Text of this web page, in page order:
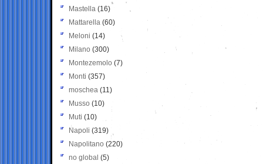
Mastella (16)
Mattarella (60)
Meloni (14)
Milano (300)
Montezemolo (7)
Monti (357)
moschea (11)
Musso (10)
Muti (10)
Napoli (319)
Napolitano (220)
no global (5)